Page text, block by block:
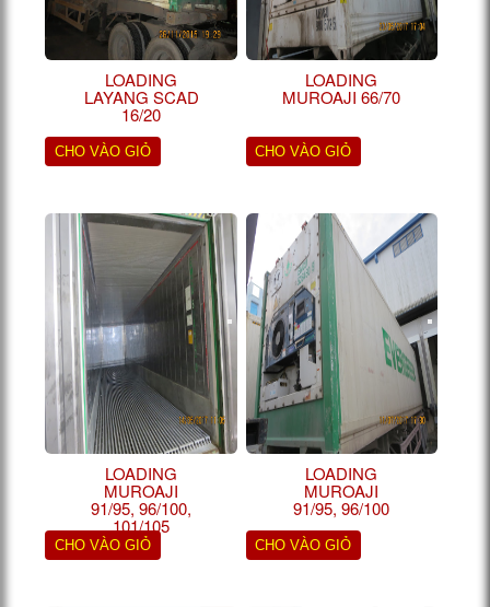
LOADING
LAYANG SCAD
16/20
CHO VÀO GIỎ
LOADING
MUROAJI 66/70
CHO VÀO GIỎ
LOADING
MUROAJI
91/95, 96/100,
101/105
CHO VÀO GIỎ
LOADING
MUROAJI
91/95, 96/100
CHO VÀO GIỎ